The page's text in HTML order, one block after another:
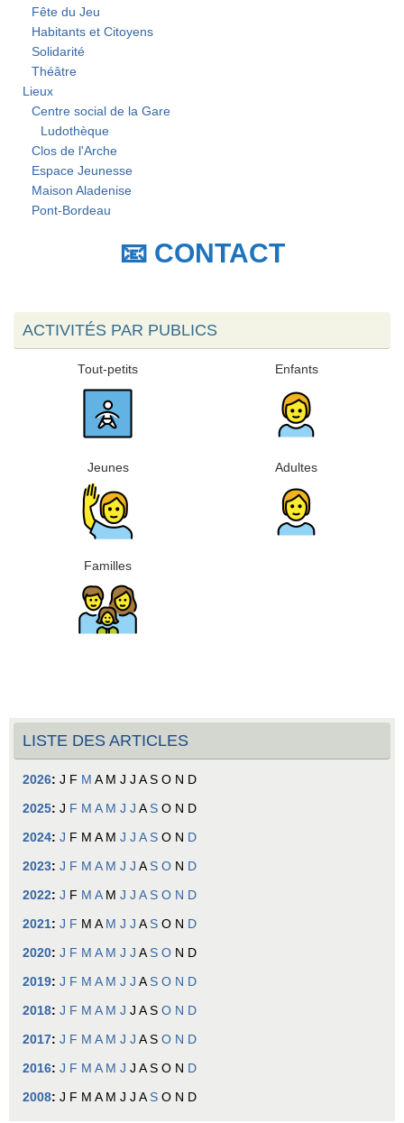
Fête du Jeu
Habitants et Citoyens
Solidarité
Théâtre
Lieux
Centre social de la Gare
Ludothèque
Clos de l'Arche
Espace Jeunesse
Maison Aladenise
Pont-Bordeau
📧 CONTACT
ACTIVITÉS PAR PUBLICS
Tout-petits Enfants
Jeunes Adultes
Familles
LISTE DES ARTICLES
2026: J F M A M J J A S O N D
2025: J F M A M J J A S O N D
2024: J F M A M J J A S O N D
2023: J F M A M J J A S O N D
2022: J F M A M J J A S O N D
2021: J F M A M J J A S O N D
2020: J F M A M J J A S O N D
2019: J F M A M J J A S O N D
2018: J F M A M J J A S O N D
2017: J F M A M J J A S O N D
2016: J F M A M J J A S O N D
2008: J F M A M J J A S O N D